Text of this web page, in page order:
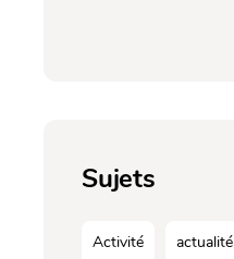
Sujets
Activité actualité